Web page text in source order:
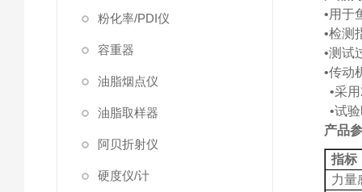
粉化率/PDI仪
容重器
油脂烟点仪
油脂取样器
阿贝折射仪
硬度仪/计
•用于
•检测
•测试
•传动
•采
•试
产品
指标
力量